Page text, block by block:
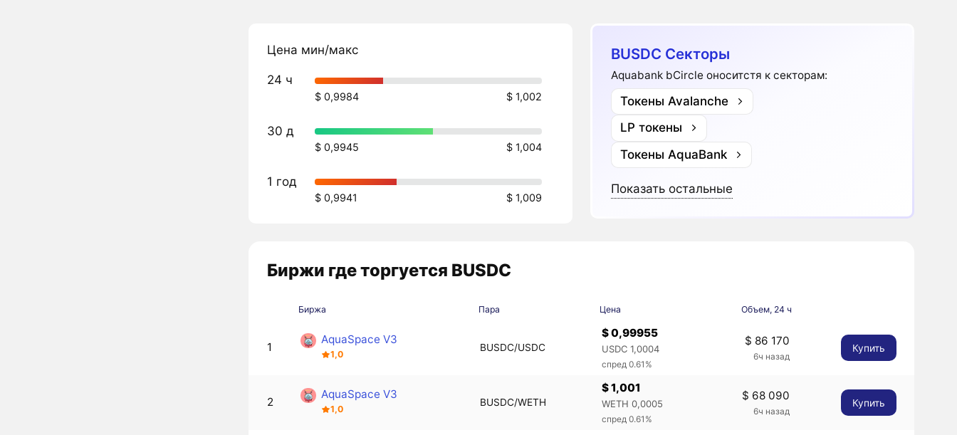
Цена мин/макс
24 ч
$ 0,9984 $ 1,002
30 д
$ 0,9945 $ 1,004
1 год
$ 0,9941 $ 1,009
BUSDC Секторы
Aquabank bCircle оноситстя к секторам:
Токены Avalanche
LP токены
Токены AquaBank
Показать остальные
Биржи где торгуется BUSDC
Биржа Пара Цена Объем, 24 ч
1
AquaSpace V3
1,0
BUSDC/USDC
$ 0,99955
USDC 1,0004
спред 0.61%
$ 86 170
6ч назад
Купить
2
AquaSpace V3
1,0
BUSDC/WETH
$ 1,001
WETH 0,0005
спред 0.61%
$ 68 090
6ч назад
Купить